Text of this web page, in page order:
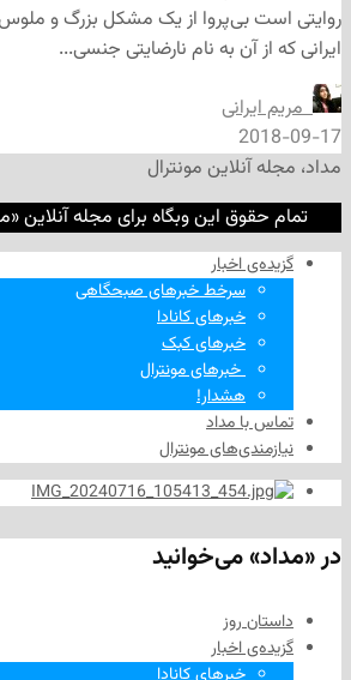
بی‌پروا از یک مشکل بزرگ و ملوس در زندگی
آن به نام نارضایتی جنسی...
مونترال
این وبگاه برای مجله آنلاین «مداد»
اخبار
سرخط خبرهای صبحگاهی
خبرهای کانادا
خبرهای کبک
‌ خبرهای مونترال
مداد
مونترال
می‌خوانید
اخبار
خبرهای کانادا